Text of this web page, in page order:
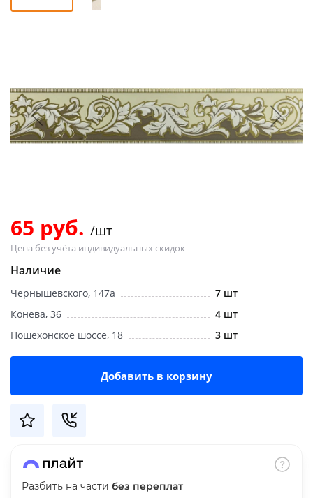
65 руб. /шт
Цена без учёта индивидуальных скидок
Наличие
Чернышевского, 147а
7 шт
Конева, 36
4 шт
Пошехонское шоссе, 18
3 шт
Добавить в корзину
Разбить на части без переплат
25%
в корзину
Оплачивайте сегодня только
выбранный способом
Оставшиеся
по25%каждые 2 недели
об оплате Плайтом
plait.ru